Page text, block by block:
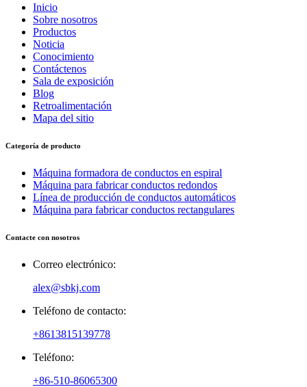
Inicio
Sobre nosotros
Productos
Noticia
Conocimiento
Contáctenos
Sala de exposición
Blog
Retroalimentación
Mapa del sitio
Categoría de producto
Máquina formadora de conductos en espiral
Máquina para fabricar conductos redondos
Línea de producción de conductos automáticos
Máquina para fabricar conductos rectangulares
Contacte con nosotros
Correo electrónico:
alex@sbkj.com
Teléfono de contacto:
+8613815139778
Teléfono:
+86-510-86065300